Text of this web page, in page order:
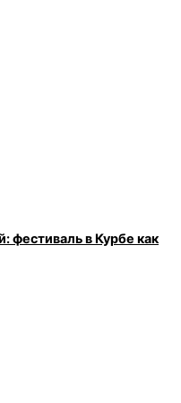
фестиваль в Курбе как